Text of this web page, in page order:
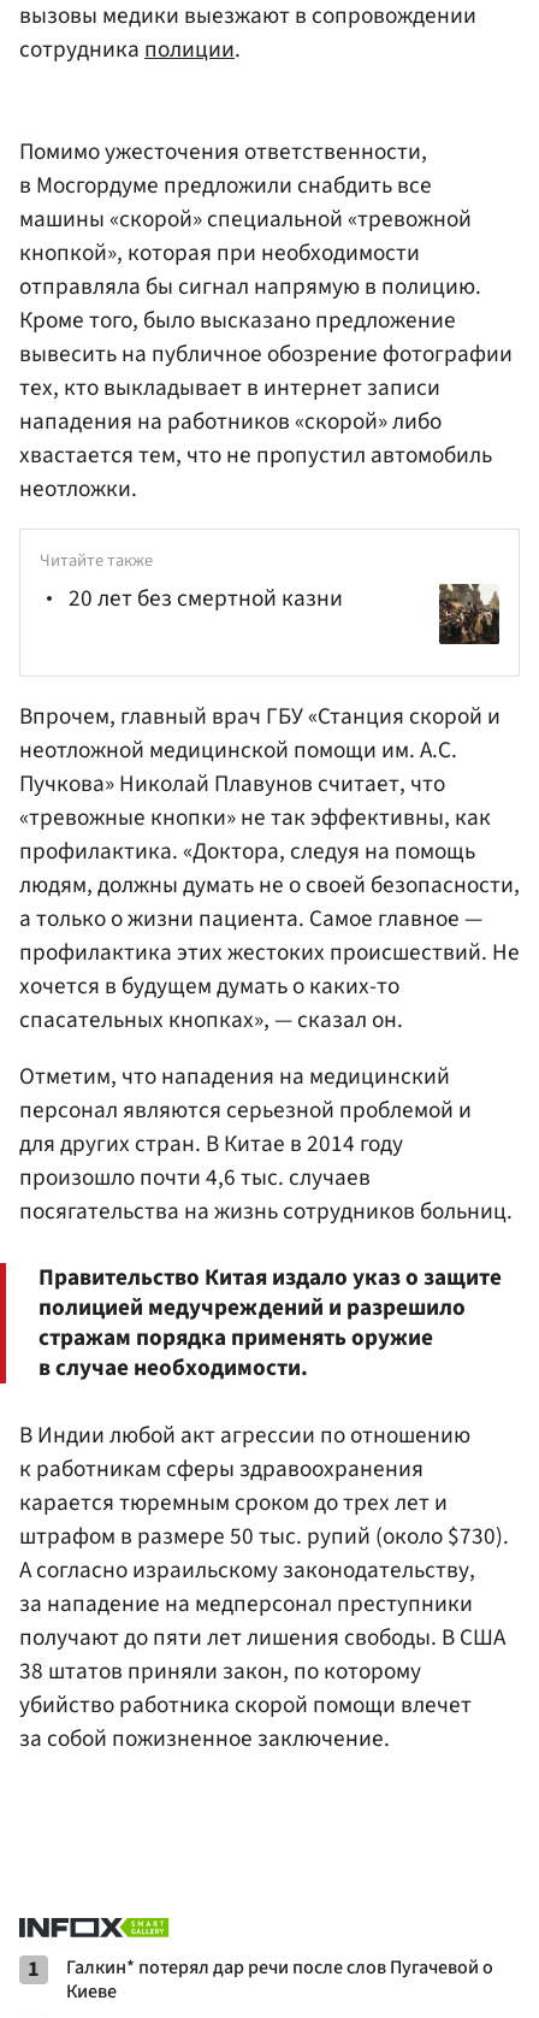
вызовы медики выезжают в сопровождении
сотрудникаполиции.
Помимо ужесточения ответственности,
в Мосгордуме предложили снабдить все
машины «скорой» специальной «тревожной
кнопкой», которая при необходимости
отправляла бы сигнал напрямую в полицию.
Кроме того, было высказано предложение
вывесить на публичное обозрение фотографии
тех, кто выкладывает в интернет записи
нападения на работников «скорой» либо
хвастается тем, что не пропустил автомобиль
неотложки.
Читайте также
20 лет без смертной казни
Впрочем, главный врач ГБУ «Станция скорой и
неотложной медицинской помощи им. А.С.
Пучкова»Николай Плавунов считает, что
«тревожные кнопки» не так эффективны, как
профилактика. «Доктора, следуя на помощь
людям, должны думать не о своей безопасности,
а только о жизни пациента. Самое главное —
профилактика этих жестоких происшествий. Не
хочется в будущем думать о каких-то
спасательных кнопках», — сказал он.
Отметим, что нападения на медицинский
персонал являются серьезной проблемой и
для других стран. В Китае в 2014 году
произошло почти 4,6 тыс. случаев
посягательства на жизнь сотрудников больниц.
Правительство Китая издало указ о защите
полицией медучреждений и разрешило
стражам порядка применять оружие
в случае необходимости.
В Индии любой акт агрессии по отношению
к работникам сферы здравоохранения
карается тюремным сроком до трех лет и
штрафом в размере 50 тыс. рупий (около $730).
А согласно израильскому законодательству,
за нападение на медперсонал преступники
получают до пяти лет лишения свободы. В США
38 штатов приняли закон, по которому
убийство работника скорой помощи влечет
за собой пожизненное заключение.
1
Галкин* потерял дар речи после слов Пугачевой о
Киеве